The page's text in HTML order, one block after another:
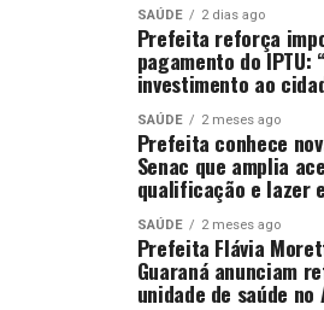
SAÚDE 2 dias ago
Prefeita reforça
pagamento do IPTU:
investimento ao
SAÚDE 2 meses ago
Prefeita conhece
Senac que amplia
qualificação e lazer
SAÚDE 2 meses ago
Prefeita Flávia
Guaraná anunciam
unidade de saúde no